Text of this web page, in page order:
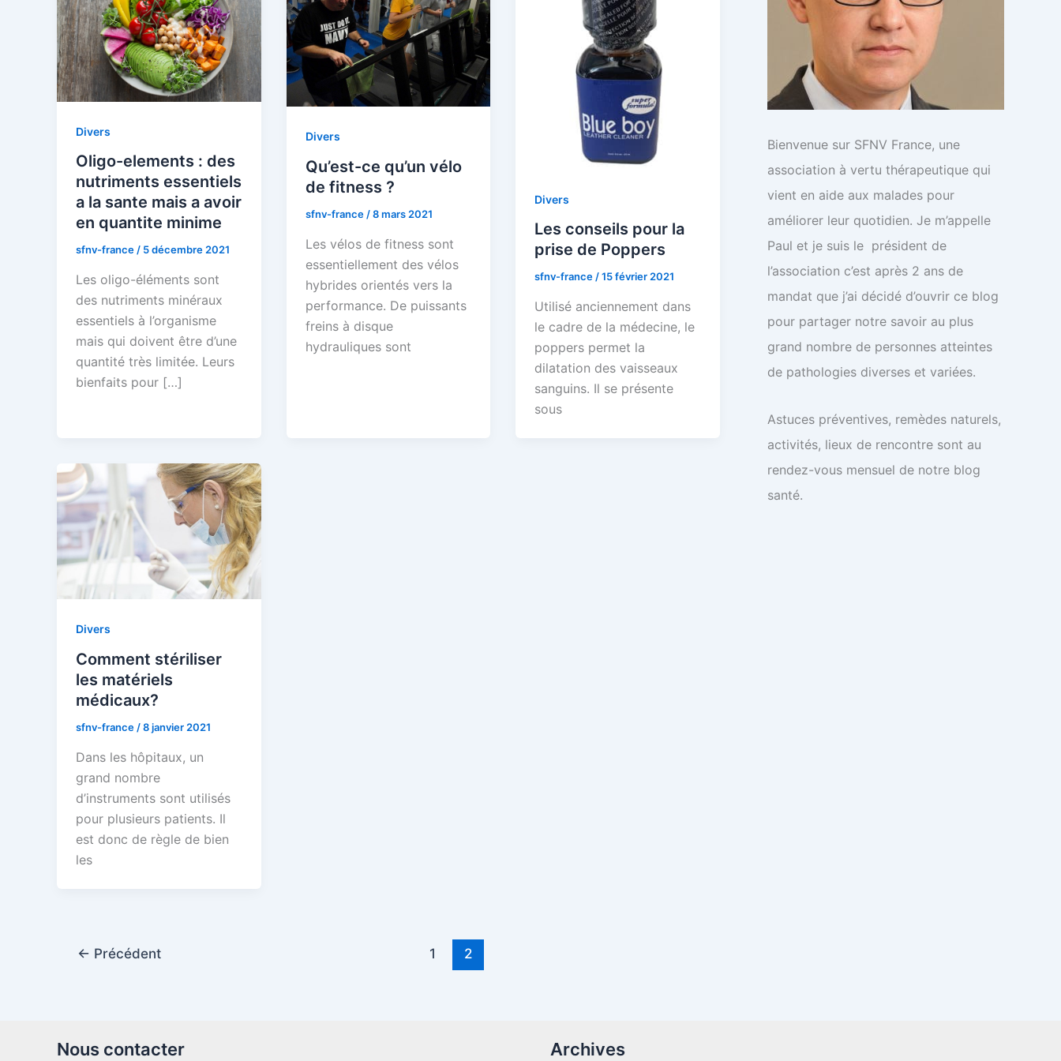
Divers
Oligo-elements : des
nutriments essentiels
a la sante mais a avoir
en quantite minime
sfnv-france/ 5 décembre 2021
Les oligo-éléments sont
des nutriments minéraux
essentiels à l’organisme
mais qui doivent être d’une
quantité très limitée. Leurs
bienfaits pour […]
Divers
Qu’est-ce qu’un vélo
de fitness ?
sfnv-france/8 mars 2021
Les vélos de fitness sont
essentiellement des vélos
hybrides orientés vers la
performance. De puissants
freins à disque
hydrauliques sont
Divers
Les conseils pour la
prise de Poppers
sfnv-france/15 février 2021
Utilisé anciennement dans
le cadre de la médecine, le
poppers permet la
dilatation des vaisseaux
sanguins. Il se présente
sous
Divers
Comment stériliser
les matériels
médicaux?
sfnv-france /8 janvier 2021
Dans les hôpitaux, un
grand nombre
d’instruments sont utilisés
pour plusieurs patients. Il
est donc de règle de bien
les
← Précédent 1 2
Bienvenue sur SFNV France, une
association à vertu thérapeutique qui
vient en aide aux malades pour
améliorer leur quotidien. Je m’appelle
Paul et je suis le président de
l’association c’est après 2 ans de
mandat que j’ai décidé d’ouvrir ce blog
pour partager notre savoir au plus
grand nombre de personnes atteintes
de pathologies diverses et variées.
Astuces préventives, remèdes naturels,
activités, lieux de rencontre sont au
rendez-vous mensuel de notre blog
santé.
Nous contacter Archives